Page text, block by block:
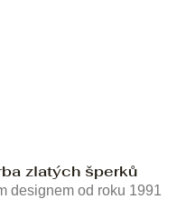
zlatých šperků
designem od roku 1991